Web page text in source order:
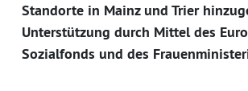
Standorte in Mainz und Trier
Unterstützung durch Mittel des
Sozialfonds und des